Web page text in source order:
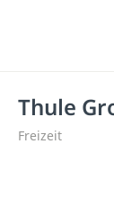
Thule
Freizeit